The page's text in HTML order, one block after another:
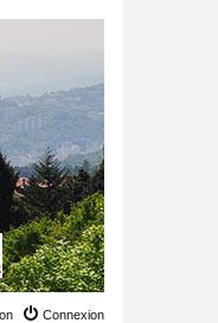
Connexion